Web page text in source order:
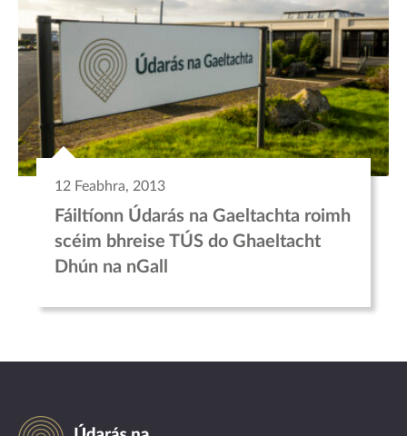
12 Feabhra, 2013
Fáiltíonn Údarás na Gaeltachta roimh
scéim bhreise TÚS do Ghaeltacht
Dhún na nGall
Údarás